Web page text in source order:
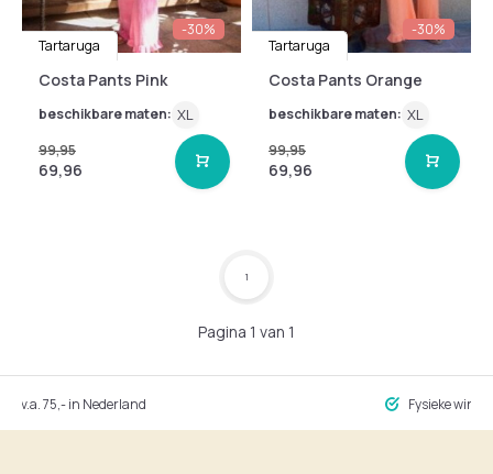
-30%
Tartaruga
Costa Pants Pink
beschikbare maten: XL
99,95
69,96
-30%
Tartaruga
Costa Pants Orange
beschikbare maten: XL
99,95
69,96
Pagina 1 van 1
1
v.a. 75,- in Nederland Fysieke